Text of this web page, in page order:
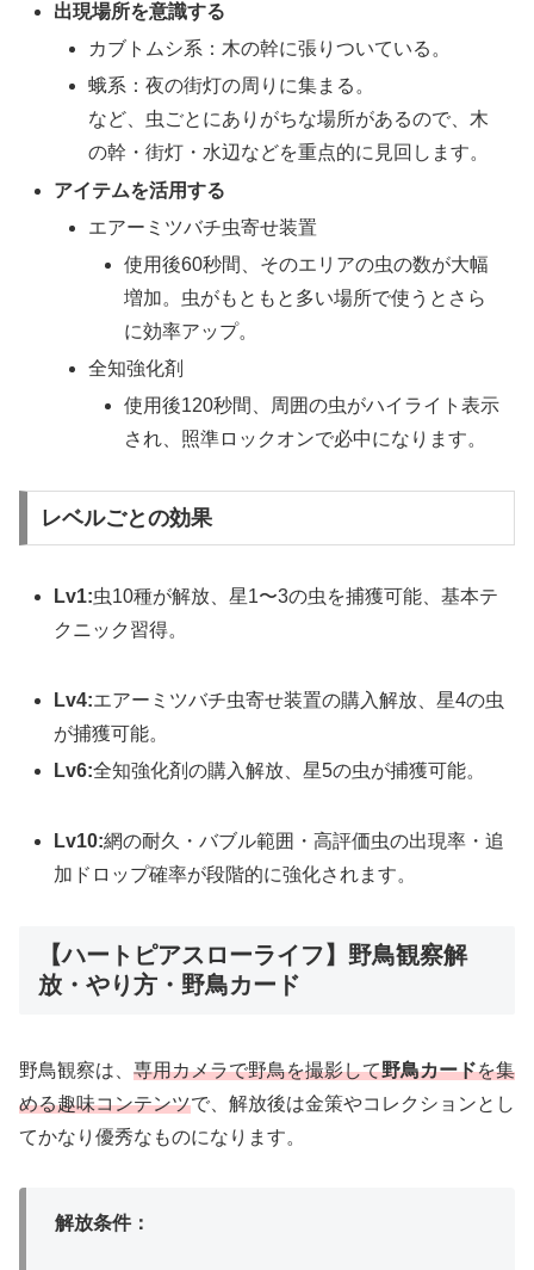
出現場所を意識する
カブトムシ系：木の幹に張りついている。
蛾系：夜の街灯の周りに集まる。
など、虫ごとにありがちな場所があるので、木
の幹・街灯・水辺などを重点的に見回します。​
アイテムを活用する
エアーミツバチ虫寄せ装置
使用後60秒間、そのエリアの虫の数が大幅
増加。虫がもともと多い場所で使うとさら
に効率アップ。
全知強化剤
使用後120秒間、周囲の虫がハイライト表示
され、照準ロックオンで必中になります。
レベルごとの効果
Lv1:虫10種が解放、星1〜3の虫を捕獲可能、基本テ
クニック習得。
Lv4:エアーミツバチ虫寄せ装置の購入解放、星4の虫
が捕獲可能。
Lv6:全知強化剤の購入解放、星5の虫が捕獲可能。
Lv10:網の耐久・バブル範囲・高評価虫の出現率・追
加ドロップ確率が段階的に強化されます。
【ハートピアスローライフ】野鳥観察解
放・やり方・野鳥カード
野鳥観察は、 専用カメラで野鳥を撮影して野鳥カードを集
める趣味コンテンツで、解放後は金策やコレクションとし
てかなり優秀なものになります。
解放条件：